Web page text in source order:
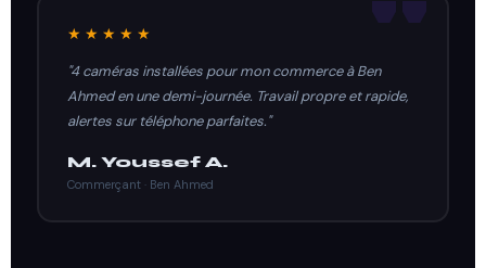
★★★★★
"4 caméras installées pour mon commerce à Ben
Ahmed en une demi-journée. Travail propre et rapide,
alertes sur téléphone parfaites."
M. Youssef A.
Commerçant · Ben Ahmed